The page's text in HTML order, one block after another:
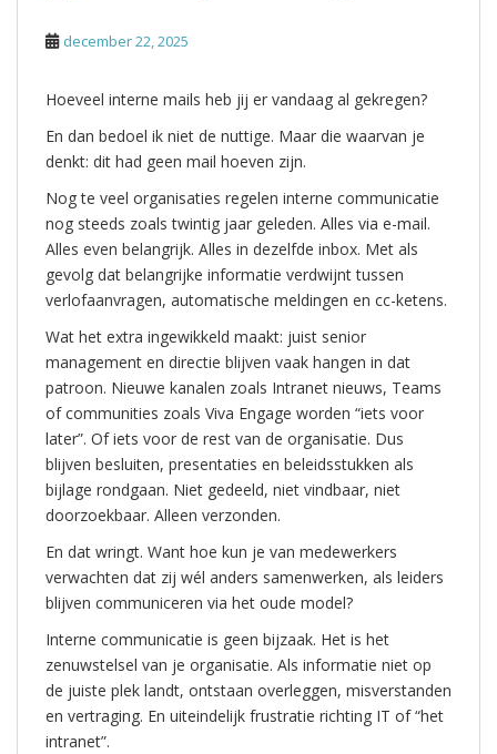
december 22, 2025
Hoeveel interne mails heb jij er vandaag al gekregen?
En dan bedoel ik niet de nuttige. Maar die waarvan je
denkt: dit had geen mail hoeven zijn.
Nog te veel organisaties regelen interne communicatie
nog steeds zoals twintig jaar geleden. Alles via e-mail.
Alles even belangrijk. Alles in dezelfde inbox. Met als
gevolg dat belangrijke informatie verdwijnt tussen
verlofaanvragen, automatische meldingen en cc-ketens.
Wat het extra ingewikkeld maakt: juist senior
management en directie blijven vaak hangen in dat
patroon. Nieuwe kanalen zoals Intranet nieuws, Teams
of communities zoals Viva Engage worden “iets voor
later”. Of iets voor de rest van de organisatie. Dus
blijven besluiten, presentaties en beleidsstukken als
bijlage rondgaan. Niet gedeeld, niet vindbaar, niet
doorzoekbaar. Alleen verzonden.
En dat wringt. Want hoe kun je van medewerkers
verwachten dat zij wél anders samenwerken, als leiders
blijven communiceren via het oude model?
Interne communicatie is geen bijzaak. Het is het
zenuwstelsel van je organisatie. Als informatie niet op
de juiste plek landt, ontstaan overleggen, misverstanden
en vertraging. En uiteindelijk frustratie richting IT of “het
intranet”.